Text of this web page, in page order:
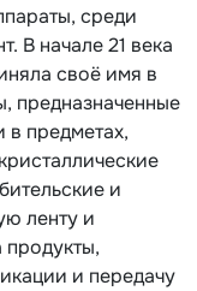
среди
В начале 21 века
своё имя в
предназначенные
в предметах,
и
ленту и
и передачу